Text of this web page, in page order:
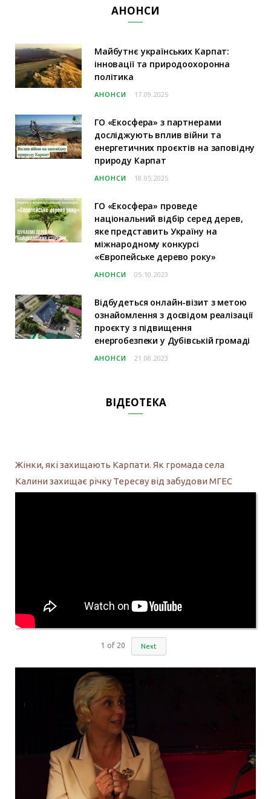
АНОНСИ
Майбутнє українських Карпат:
інновації та природоохоронна
політика
АНОНСИ 17.09.2025
ГО «Екосфера» з партнерами
досліджують вплив війни та
енергетичних проєктів на заповідну
природу Карпат
АНОНСИ 18.05.2025
ГО «Екосфера» проведе
національний відбір серед дерев,
яке представить Україну на
міжнародному конкурсі
«Європейське дерево року»
АНОНСИ 05.10.2023
Відбудеться онлайн-візит з метою
ознайомлення з досвідом реалізації
проєкту з підвищення
енергобезпеки у Дубівській громаді
АНОНСИ 21.08.2023
ВІДЕОТЕКА
Жінки, які захищають Карпати. Як громада села
Калини захищає річку Тересву від забудови МГЕС
1 of 20 Next